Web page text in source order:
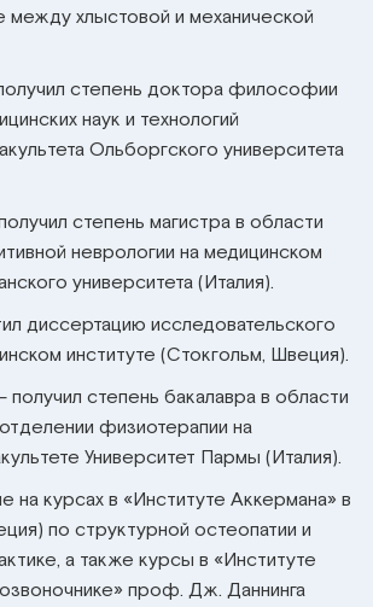
между хлыстовой и механической
получил степень доктора философии
наук и технологий
Ольборгского университета
степень магистра в области
неврологии на медицинском
университета (Италия).
диссертацию исследовательского
институте (Стокгольм, Швеция).
степень бакалавра в области
физиотерапии на
Университет Пармы (Италия).
на курсах в «Институте Аккермана» в
по структурной остеопатии и
а также курсы в «Институте
проф. Дж. Даннинга